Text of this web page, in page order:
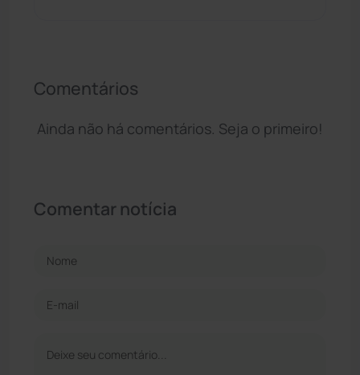
Comentários
Ainda não há comentários. Seja o primeiro!
Comentar notícia